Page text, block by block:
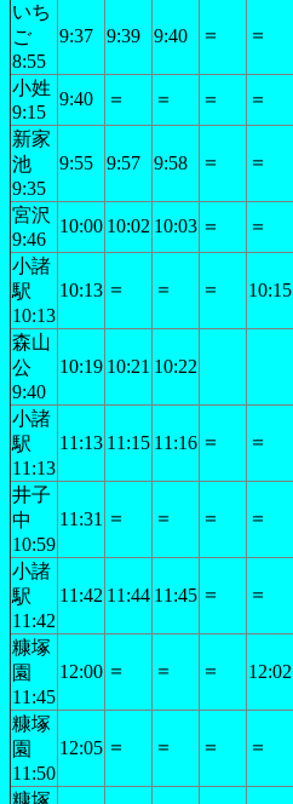
いち
ご
8:55
9:37 9:39 9:40 ＝ ＝
小姓
9:15
9:40 ＝ ＝ ＝ ＝
新家
池
9:35
9:55 9:57 9:58 ＝ ＝
宮沢
9:46
10:00 10:02 10:03 ＝ ＝
小諸
駅
10:13
10:13 ＝ ＝ ＝ 10:15
森山
公
9:40
10:19 10:21 10:22
小諸
駅
11:13
11:13 11:15 11:16 ＝ ＝
井子
中
10:59
11:31 ＝ ＝ ＝ ＝
小諸
駅
11:42
11:42 11:44 11:45 ＝ ＝
糠塚
園
11:45
12:00 ＝ ＝ ＝ 12:02
糠塚
園
11:50
12:05 ＝ ＝ ＝ ＝